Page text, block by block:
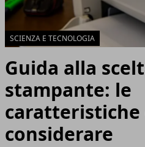
SCIENZA E TECNOLOGIA
Guida alla
stampante: le
caratteristiche
considerare